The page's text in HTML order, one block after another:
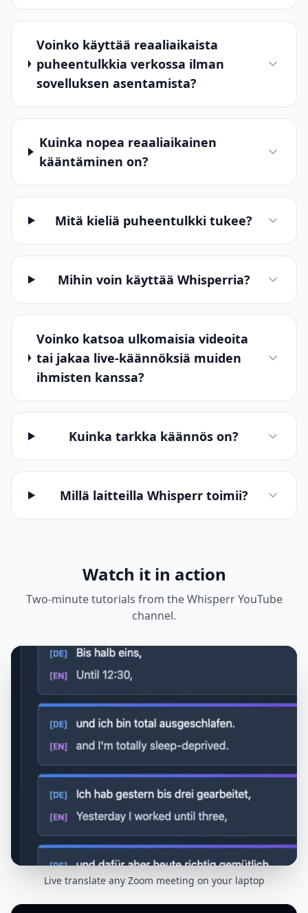
Voinko käyttää reaaliaikaista
puheentulkkia verkossa ilman
sovelluksen asentamista?
Kuinka nopea reaaliaikainen
kääntäminen on?
Mitä kieliä puheentulkki tukee?
Mihin voin käyttää Whisperria?
Voinko katsoa ulkomaisia videoita
tai jakaa live-käännöksiä muiden
ihmisten kanssa?
Kuinka tarkka käännös on?
Millä laitteilla Whisperr toimii?
Watch it in action
Two-minute tutorials from the Whisperr YouTube
channel.
Live translate any Zoom meeting on your laptop